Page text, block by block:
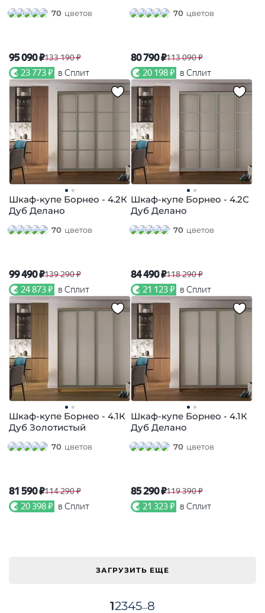
70 цветов
95 090 ₽133 190 ₽
23 773 ₽ в Сплит
70 цветов
80 790 ₽113 090 ₽
20 198 ₽ в Сплит
Шкаф-купе Борнео - 4.2К
Дуб Делано
70 цветов
99 490 ₽139 290 ₽
24 873 ₽ в Сплит
Шкаф-купе Борнео - 4.2С
Дуб Делано
70 цветов
84 490 ₽118 290 ₽
21 123 ₽ в Сплит
Шкаф-купе Борнео - 4.1К
Дуб Золотистый
70 цветов
81 590 ₽114 290 ₽
20 398 ₽ в Сплит
Шкаф-купе Борнео - 4.1К
Дуб Делано
70 цветов
85 290 ₽119 390 ₽
21 323 ₽ в Сплит
ЗАГРУЗИТЬ ЕЩЕ
12345...8